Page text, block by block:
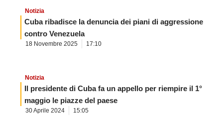
Notizia
Cuba ribadisce la denuncia dei piani di aggressione
contro Venezuela
18 Novembre 2025 17:10
Notizia
Il presidente di Cuba fa un appello per riempire il 1°
maggio le piazze del paese
30 Aprile 2024 15:05